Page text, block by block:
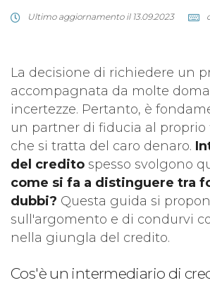
Ultimo aggiornamento il 13.09.2023
La decisione di richiedere un
accompagnata da molte
incertezze. Pertanto, è
un partner di fiducia al proprio
che si tratta del caro denaro.
del credito spesso svolgono
come si fa a distinguere tra
dubbi? Questa guida si
sull'argomento e di condurvi
nella giungla del credito.
Cos'è un intermediario di